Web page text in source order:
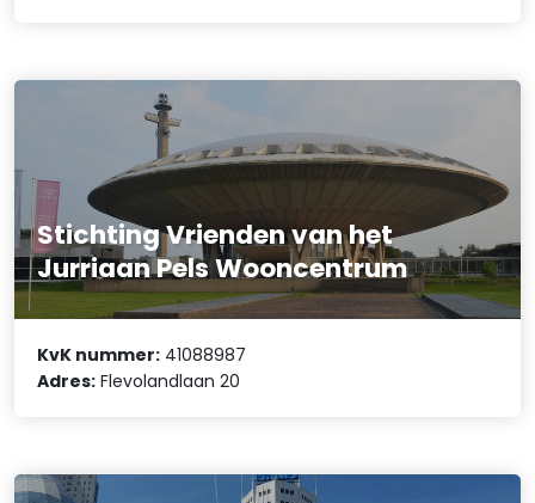
Stichting Vrienden van het
Jurriaan Pels Wooncentrum
KvK nummer: 41088987
Adres: Flevolandlaan 20